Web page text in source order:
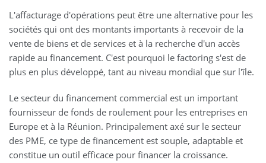
L'affacturage d'opérations peut être une alternative pour les
sociétés qui ont des montants importants à recevoir de la
vente de biens et de services et à la recherche d'un accès
rapide au financement. C'est pourquoi le factoring s'est de
plus en plus développé, tant au niveau mondial que sur l'île.
Le secteur du financement commercial est un important
fournisseur de fonds de roulement pour les entreprises en
Europe et à la Réunion. Principalement axé sur le secteur
des PME, ce type de financement est souple, adaptable et
constitue un outil efficace pour financer la croissance.